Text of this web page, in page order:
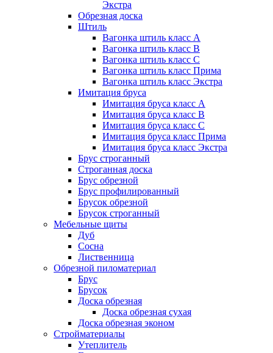
Экстра
Обрезная доска
Штиль
Вагонка штиль класс А
Вагонка штиль класс B
Вагонка штиль класс C
Вагонка штиль класс Прима
Вагонка штиль класс Экстра
Имитация бруса
Имитация бруса класс А
Имитация бруса класс B
Имитация бруса класс C
Имитация бруса класс Прима
Имитация бруса класс Экстра
Брус строганный
Строганная доска
Брус обрезной
Брус профилированный
Брусок обрезной
Брусок строганный
Мебельные щиты
Дуб
Сосна
Лиственница
Обрезной пиломатериал
Брус
Брусок
Доска обрезная
Доска обрезная сухая
Доска обрезная эконом
Стройматериалы
Утеплитель